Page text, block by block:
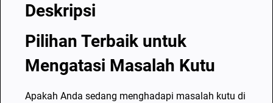
Deskripsi
Pilihan Terbaik untuk
Mengatasi Masalah Kutu
Apakah Anda sedang menghadapi masalah kutu di